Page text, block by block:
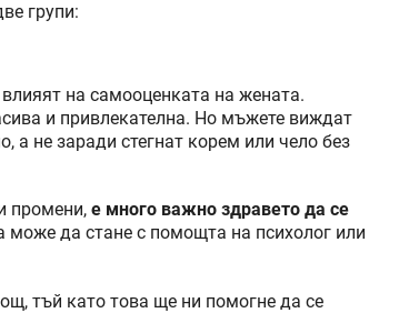
групи:
на самооценката на жената.
и привлекателна. Но мъжете виждат
а не заради стегнат корем или чело без
промени, е много важно здравето да се
може да стане с помощта на психолог или
тъй като това ще ни помогне да се